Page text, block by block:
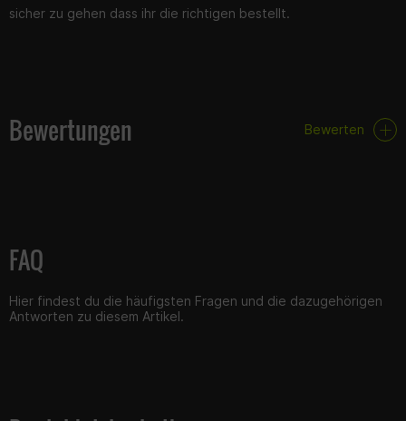
sicher zu gehen dass ihr die richtigen bestellt.
Bewertungen Bewerten
FAQ
Hier findest du die häufigsten Fragen und die dazugehörigen
Antworten zu diesem Artikel.